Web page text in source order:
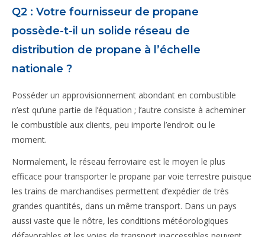
Q2 : Votre fournisseur de propane
possède-t-il un solide réseau de
distribution de propane à l’échelle
nationale ?
Posséder un approvisionnement abondant en combustible
n’est qu’une partie de l’équation ; l’autre consiste à acheminer
le combustible aux clients, peu importe l’endroit ou le
moment.
Normalement, le réseau ferroviaire est le moyen le plus
efficace pour transporter le propane par voie terrestre puisque
les trains de marchandises permettent d’expédier de très
grandes quantités, dans un même transport. Dans un pays
aussi vaste que le nôtre, les conditions météorologiques